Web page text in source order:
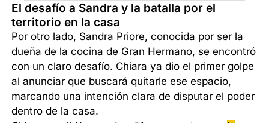
El desafío a Sandra y la batalla por el
territorio en la casa
Por otro lado, Sandra Priore, conocida por ser la
dueña de la cocina de Gran Hermano, se encontró
con un claro desafío. Chiara ya dio el primer golpe
al anunciar que buscará quitarle ese espacio,
marcando una intención clara de disputar el poder
dentro de la casa.